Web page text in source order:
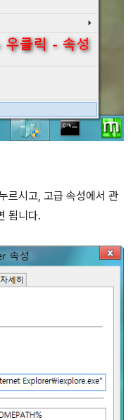
르시고, 고급 속성에서 관
됩니다.